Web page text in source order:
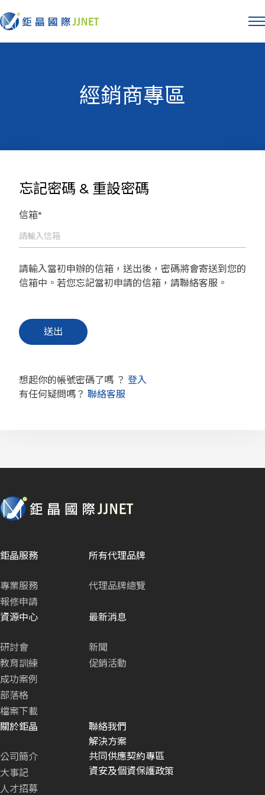
經銷商專區
忘記密碼 & 重設密碼
信箱*
請輸入當初申辦的信箱，送出後，密碼將會寄送到您的
信箱中。若您忘記當初申請的信箱，請聯絡客服。
想起你的帳號密碼了嗎 ？ 登入
有任何疑問嗎？ 聯絡客服
鉅晶服務
專業服務
報修申請
所有代理品牌
代理品牌總覽
資源中心
研討會
教育訓練
成功案例
部落格
檔案下載
最新消息
新聞
促銷活動
關於鉅晶
公司簡介
大事記
人才招募
聯絡我們
解決方案
共同供應契約專區
資安及個資保護政策